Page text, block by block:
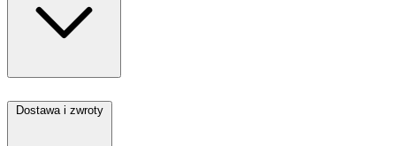
Dostawa i zwroty